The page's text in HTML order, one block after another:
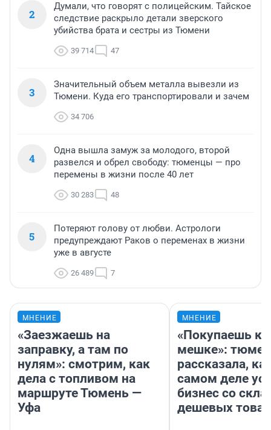
2
Думали, что говорят с полицейским. Тайское
следствие раскрыло детали зверского
убийства брата и сестры из Тюмени
39 714 47
3
Значительный объем металла вывезли из
Тюмени. Куда его транспортировали и зачем
34 706
4
Одна вышла замуж за молодого, второй
развелся и обрел свободу: тюменцы — про
перемены в жизни после 40 лет
30 283 48
5
Потеряют голову от любви. Астрологи
предупреждают Раков о переменах в жизни
уже в августе
26 489 7
МНЕНИЕ
«Заезжаешь на
заправку, а там по
нулям»: смотрим, как
дела с топливом на
маршруте Тюмень —
Уфа
МНЕНИЕ
«Покупаешь
мешке»:
рассказала,
самом деле
бизнес со
дешевых